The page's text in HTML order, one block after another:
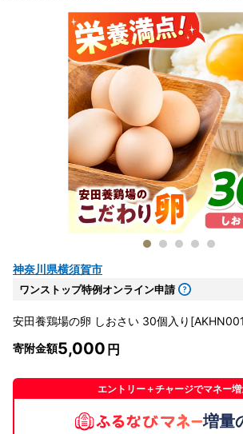
神奈川県横須賀市
ワンストップ特例オンライン申請
安田養鶏場の卵 しおさい 30個入り
寄附金額5,000
エントリー＋チャージでマネー増
増量